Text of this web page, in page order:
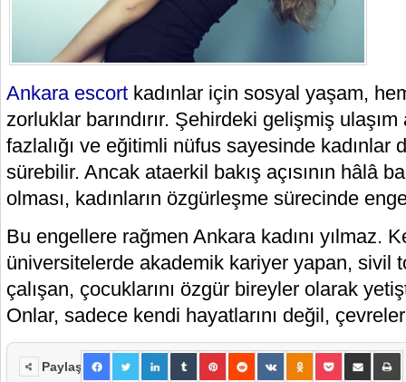
Ankara escort kadınlar için sosyal yaşam,
zorluklar barındırır. Şehirdeki gelişmiş
fazlalığı ve eğitimli nüfus sayesinde kadınlar
sürebilir. Ancak ataerkil bakış açısının hâlâ
olması, kadınların özgürleşme sürecinde
Bu engellere rağmen Ankara kadını yılmaz.
üniversitelerde akademik kariyer yapan, sivil
çalışan, çocuklarını özgür bireyler olarak
Onlar, sadece kendi hayatlarını değil,
Paylaş